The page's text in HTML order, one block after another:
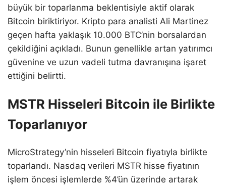
büyük bir toparlanma beklentisiyle aktif olarak
Bitcoin biriktiriyor. Kripto para analisti Ali Martinez
geçen hafta yaklaşık 10.000 BTC’nin borsalardan
çekildiğini açıkladı. Bunun genellikle artan yatırımcı
güvenine ve uzun vadeli tutma davranışına işaret
ettiğini belirtti.
MSTR Hisseleri Bitcoin ile Birlikte
Toparlanıyor
MicroStrategy’nin hisseleri Bitcoin fiyatıyla birlikte
toparlandı. Nasdaq verileri MSTR hisse fiyatının
işlem öncesi işlemlerde %4’ün üzerinde artarak